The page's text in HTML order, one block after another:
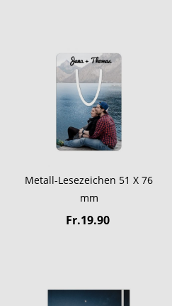
Metall-Lesezeichen 51 X 76
mm
Fr.19.90